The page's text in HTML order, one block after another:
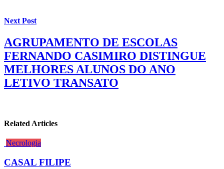
Next Post
AGRUPAMENTO DE ESCOLAS
FERNANDO CASIMIRO DISTINGUE
MELHORES ALUNOS DO ANO
LETIVO TRANSATO
Related Articles
Necrologia
CASAL FILIPE